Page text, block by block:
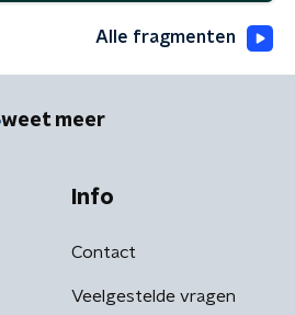
Alle fragmenten
weet meer
Info
Contact
Veelgestelde vragen